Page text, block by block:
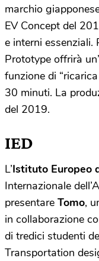
marchio
EV Concept del
e interni essenziali.
Prototype offrirà
funzione di
30 minuti. La
del 2019.
IED
L’Istituto Europeo
Internazionale
presentare Tomo,
in collaborazione
di tredici studenti
Transportation